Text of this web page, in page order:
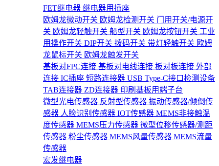
FET继电器 继电器用插座
欧姆龙微动开关 欧姆龙检测开关 门用开关/电源开
关 欧姆龙轻触开关 船型开关 欧姆龙按钮开关 工业
用操作开关 DIP开关 拨码开关 带灯轻触开关 欧姆
龙鼠标开关 欧姆龙触发开关
基板对FPC连接 基板对电线连接 板对板连接 外部
连接 IC插座 短路连接器 USB Type-C接口检测设备
TAB连接器 ZD连接器 印刷基板用端子台
微型光电传感器 反射型传感器 振动传感器/倾倒传
感器 人脸识别传感器 IOT传感器 MEMS非接触温
度传感器 MEMS压力传感器 微型位移传感器/测距
传感器 粉尘传感器 MEMS风量传感器 MEMS流量
传感器
宏发继电器